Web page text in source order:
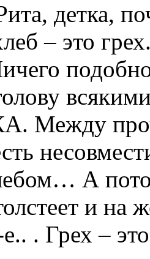
детка,
– это
Между
А
и на
. Грех –